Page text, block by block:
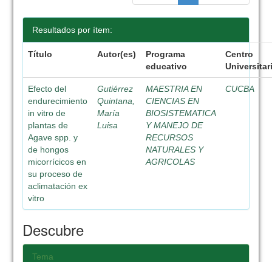
Resultados por ítem:
Título Autor(es)
Programa
educativo
Centro
Efecto del
endurecimiento
in vitro de
plantas de
Agave spp. y
de hongos
micorrícicos en
su proceso de
aclimatación ex
vitro
Gutiérrez
Quintana,
María
Luisa
MAESTRIA EN
CIENCIAS EN
BIOSISTEMATICA
Y MANEJO DE
RECURSOS
NATURALES Y
AGRICOLAS
CUCBA
Descubre
Tema